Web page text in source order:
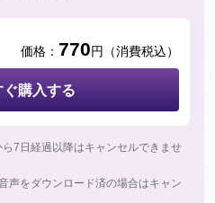
価格： 770円（消費税込）
ぐ購入する
7日経過以降はキャンセルできませ
声をダウンロード済の場合はキャン